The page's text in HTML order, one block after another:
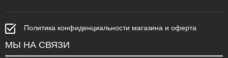
Политика конфиденциальности магазина и оферта
МЫ НА СВЯЗИ